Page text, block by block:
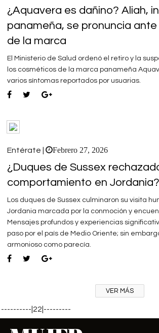
¿Aquavera es dañino? Aliah,
panameña, se pronuncia
de la marca
El Ministerio de Salud ordenó el retiro y la
los cosméticos de la marca panameña
varios síntomas reportados por usuarias.
Entérate | Febrero 27, 2026
¿Duques de Sussex
comportamiento en Jordania?
Los duques de Sussex culminaron su visita
Jordania marcada por la conmoción y
Mensajes profundos y experiencias
paso por el país de Medio Oriente; sin
armonioso como parecía.
VER MÁS
----------|22|---------